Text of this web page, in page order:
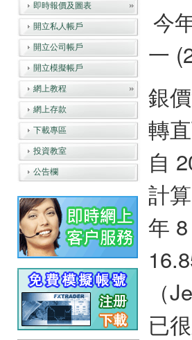
即時報價及圖表
開立私人帳戶
開立公司帳戶
開立模擬帳戶
網上教程
網上存款
下載專區
投資教室
公告欄
今
一
銀
轉
自
計
年
（
已